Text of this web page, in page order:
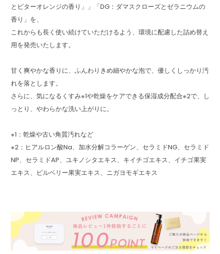
とビターオレンジの香り」」「DG：ダマスクローズとゼラニウムの
香り」を、
これからも長く使い続けていただけるよう、環境に配慮した詰め替え
用を発売いたします。
甘く爽やかな香りに、ふんわりきめ細やかな泡で、優しくしっかり汚
れを落とします。
さらに、気になるくすみ※1や乾燥をケアできる保湿成分配合※2で、し
っとり、やわらかな洗い上がりに。
※1：乾燥や古い角質汚れなど
※2：ヒアルロン酸Na、加水分解コラーゲン、セラミドNG、セラミド
NP、セラミドAP、ユキノシタエキス、キイチゴエキス、イチゴ果実
エキス、ビルベリー果実エキス、ニガヨモギエキス